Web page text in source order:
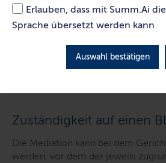
Erlauben, dass mit Summ.Ai
Sprache übersetzt werden kann
Auswahl bestätigen
Mediation bei der Güterichterin
Güterichter.
LETZTE AKTUALISIERUNG: 29.11.2021
Inhalte dieser Seite
Zuständigkeit auf einen
Die Mediation kann bei dem
werden, vor dem der jeweils